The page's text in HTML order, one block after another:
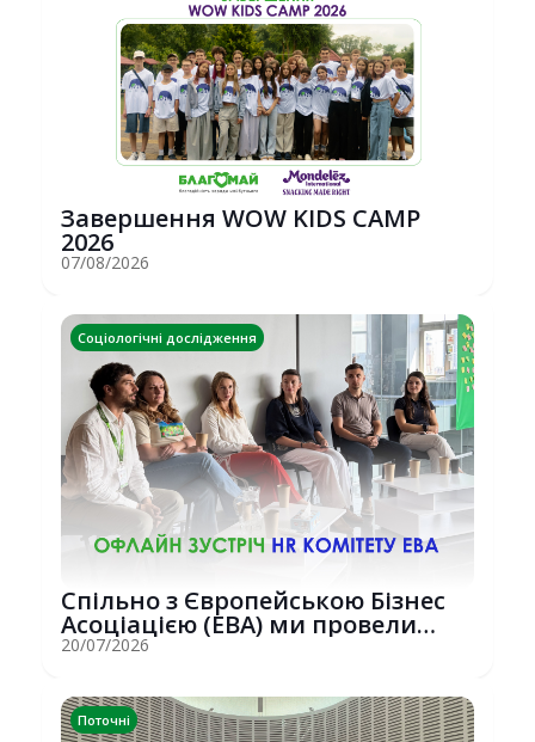
Завершення WOW KIDS CAMP
2026
07/08/2026
Соціологічні дослідження
Спільно з Європейською Бізнес
Асоціацією (EBA) ми провели
потужну о...
20/07/2026
Поточні